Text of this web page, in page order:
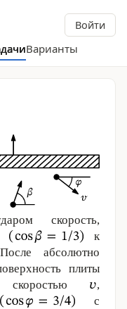
Войти
Варианты
скорость,
к
абсолютно
плиты
скоростью
,
с